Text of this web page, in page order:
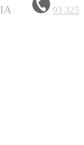
93 325